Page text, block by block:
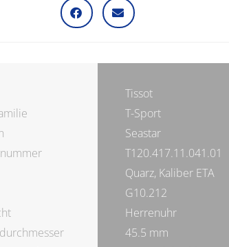
Tissot
T-Sport
Seastar
T120.417.11.041.01
Quarz, Kaliber ETA
G10.212
Herrenuhr
45.5 mm